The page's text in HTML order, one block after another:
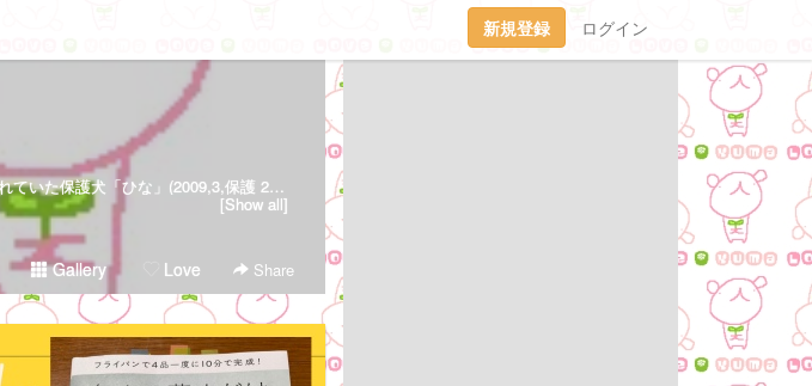
新規登録 ログイン
黒柴「春」(2005,11,13生 2022,06,30永眠)ワタシの実家で激かわいがりされていた保護犬「ひな」(2009,3,保護 2020,3,2永眠)この子達の生きた証を残しておこうと思っています。最近は私の内容の薄い日常生活を綴っています。
[Show all]
Gallery Love Share